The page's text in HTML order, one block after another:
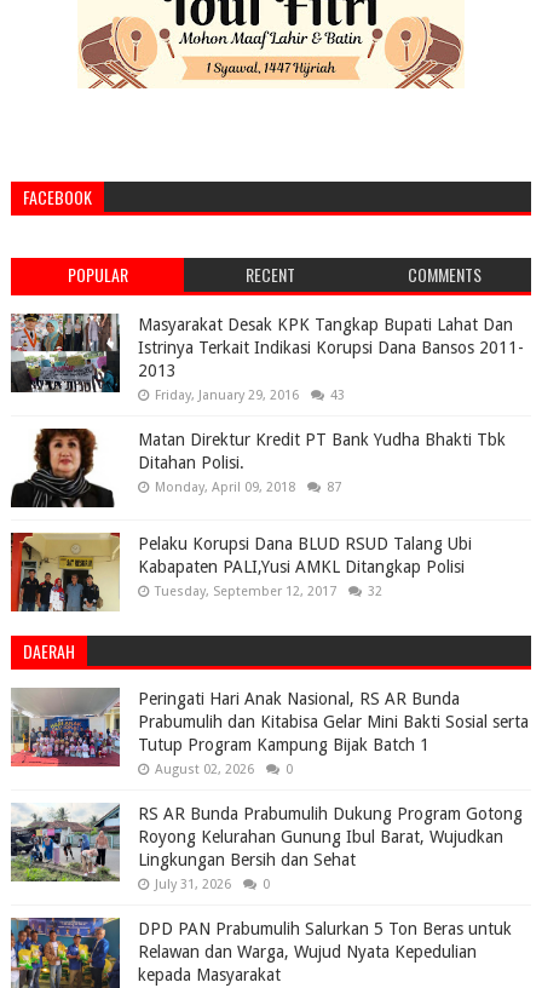
FACEBOOK
POPULAR RECENT COMMENTS
Masyarakat Desak KPK Tangkap Bupati Lahat Dan
Istrinya Terkait Indikasi Korupsi Dana Bansos 2011-
2013
Friday, January 29, 2016 43
Matan Direktur Kredit PT Bank Yudha Bhakti Tbk
Ditahan Polisi.
Monday, April 09, 2018 87
Pelaku Korupsi Dana BLUD RSUD Talang Ubi
Kabapaten PALI,Yusi AMKL Ditangkap Polisi
Tuesday, September 12, 2017 32
DAERAH
Peringati Hari Anak Nasional, RS AR Bunda
Prabumulih dan Kitabisa Gelar Mini Bakti Sosial serta
Tutup Program Kampung Bijak Batch 1
August 02, 2026 0
RS AR Bunda Prabumulih Dukung Program Gotong
Royong Kelurahan Gunung Ibul Barat, Wujudkan
Lingkungan Bersih dan Sehat
July 31, 2026 0
DPD PAN Prabumulih Salurkan 5 Ton Beras untuk
Relawan dan Warga, Wujud Nyata Kepedulian
kepada Masyarakat